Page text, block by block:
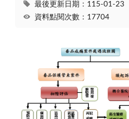
最後更新日期：115-01-23
資料點閱次數：17704